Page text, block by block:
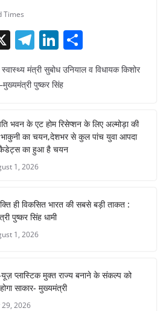
Times
X T
el
e
gr
a
m
Li
n
k
dI
n
ar
मंत्री सुबोध उनियाल व विधायक किशोर
पुष्कर सिंह
भवन के एट होम रिसेप्शन के लिए अल्मोड़ा की
भाकुनी का चयन,देशभर से कुल पांच युवा आपदा
कैडेट्स का हुआ है चयन
1, 2026
ही विकसित भारत की सबसे बड़ी ताकत :
पुष्कर सिंह धामी
1, 2026
प्लास्टिक मुक्त राज्य बनाने के संकल्प को
साकार- मुख्यमंत्री
29, 2026